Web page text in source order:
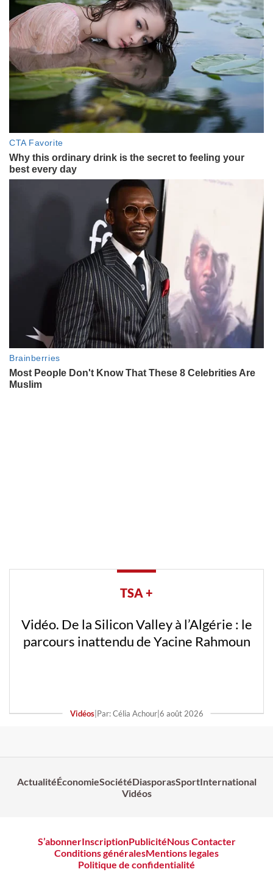
TSA +
Vidéo. De la Silicon Valley à l’Algérie : le
parcours inattendu de Yacine Rahmoun
Vidéos| Par: Célia Achour| 6 août 2026
ActualitéÉconomieSociétéDiasporasSportInternational
Vidéos
S’abonnerInscriptionPublicitéNous Contacter
Conditions généralesMentions legales
Politique de confidentialité